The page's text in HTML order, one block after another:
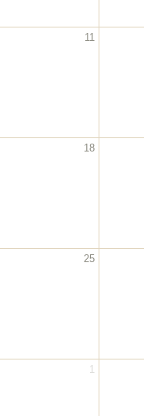
11
18
25
1